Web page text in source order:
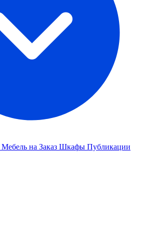
Мебель на Заказ Шкафы Публикации